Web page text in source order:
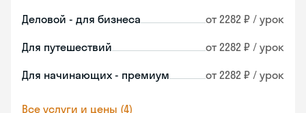
Деловой - для бизнеса от 2282 ₽ / урок
Для путешествий от 2282 ₽ / урок
Для начинающих - премиум от 2282 ₽ / урок
Все услуги и цены (4)